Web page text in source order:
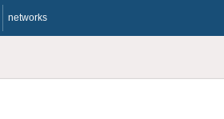
networks